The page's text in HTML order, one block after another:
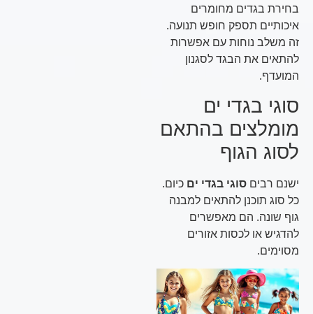
בחירת בגדים מחומרים
איכותיים תספק חופש תנועה.
זה משלב נוחות עם אפשרות
להתאים את הבגד לסגנון
המועדף.
סוגי בגדי ים
מומלצים בהתאם
לסוג הגוף
ישנם רביםסוגי בגדי יםכיום.
כל סוג תוכנן להתאים למבנה
גוף שונה. הם מאפשרים
להדגיש או לכסות אזורים
מסוימים.